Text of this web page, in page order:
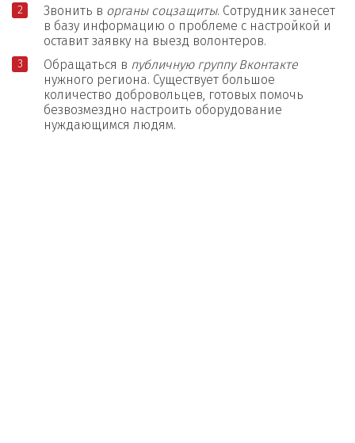
Звонить в органы соцзащиты. Сотрудник занесет
в базу информацию о проблеме с настройкой и
оставит заявку на выезд волонтеров.
Обращаться в публичную группу Вконтакте
нужного региона. Существует большое
количество добровольцев, готовых помочь
безвозмездно настроить оборудование
нуждающимся людям.